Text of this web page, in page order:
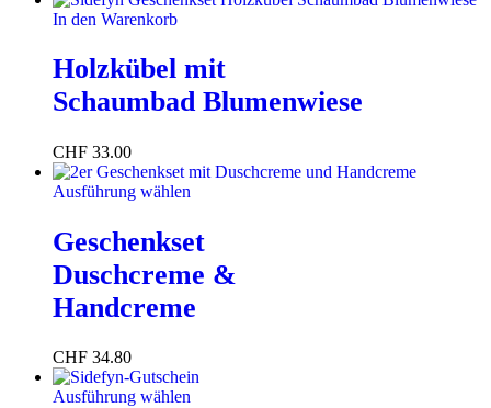
In den Warenkorb
Holzkübel mit
Schaumbad Blumenwiese
CHF 33.00
Ausführung wählen
Geschenkset
Duschcreme &
Handcreme
CHF 34.80
Ausführung wählen